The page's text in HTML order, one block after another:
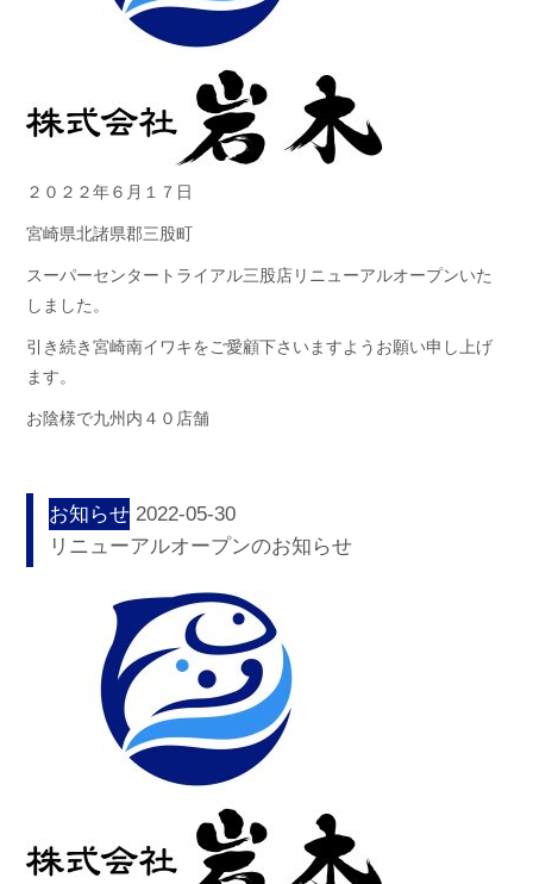
２０２２年６月１７日
宮崎県北諸県郡三股町
スーパーセンタートライアル三股店リニューアルオープンいた
しました。
引き続き宮崎南イワキをご愛顧下さいますようお願い申し上げ
ます。
お陰様で九州内４０店舗
お知らせ 2022-05-30
リニューアルオープンのお知らせ